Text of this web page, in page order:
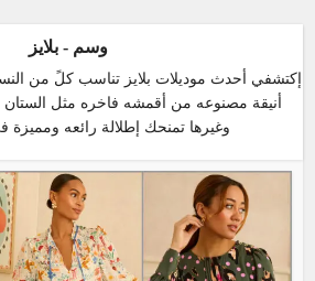
وسم - بلايز
إكتشفي أحدث موديلات بلايز تناسب كلً من
أنيقة مصنوعه من أقمشه فاخره مثل الستان
وغيرها تمنحك إطلالة رائعه